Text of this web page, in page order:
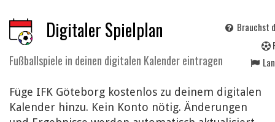
Digitaler Spielplan
Fußballspiele in deinen digitalen Kalender eintragen
Brauchst
Füge IFK Göteborg kostenlos zu deinem digitalen
Kalender hinzu. Kein Konto nötig. Änderungen